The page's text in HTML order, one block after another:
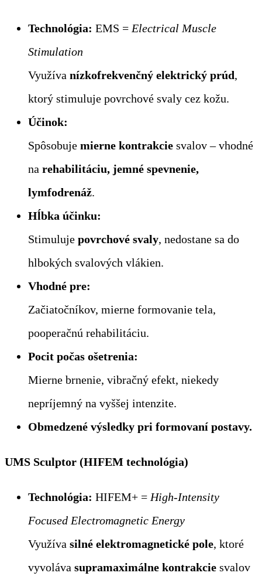
Technológia: EMS = Electrical Muscle
Stimulation
Využíva nízkofrekvenčný elektrický prúd,
ktorý stimuluje povrchové svaly cez kožu.
Účinok:
Spôsobuje mierne kontrakcie svalov – vhodné
na rehabilitáciu, jemné spevnenie,
lymfodrenáž.
Hĺbka účinku:
Stimuluje povrchové svaly, nedostane sa do
hlbokých svalových vlákien.
Vhodné pre:
Začiatočníkov, mierne formovanie tela,
pooperačnú rehabilitáciu.
Pocit počas ošetrenia:
Mierne brnenie, vibračný efekt, niekedy
nepríjemný na vyššej intenzite.
Obmedzené výsledky pri formovaní postavy.
UMS Sculptor (HIFEM technológia)
Technológia: HIFEM+ = High-Intensity
Focused Electromagnetic Energy
Využíva silné elektromagnetické pole, ktoré
vyvoláva supramaximálne kontrakcie svalov